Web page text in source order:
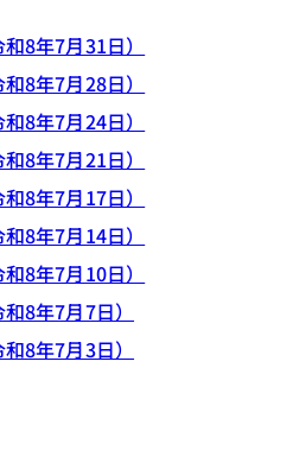
8年7月31日）
8年7月28日）
8年7月24日）
8年7月21日）
8年7月17日）
8年7月14日）
8年7月10日）
8年7月7日）
8年7月3日）